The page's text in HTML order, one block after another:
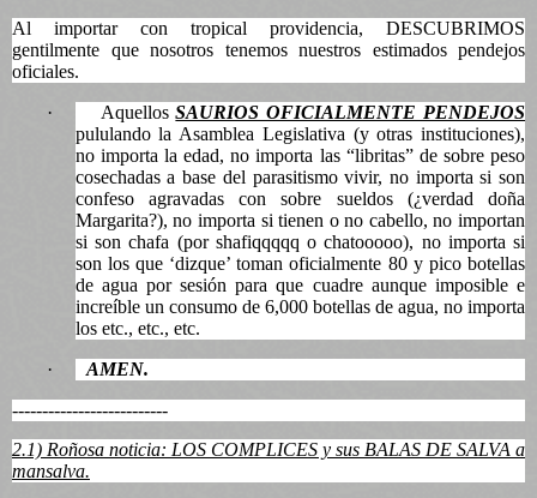
Al importar con tropical providencia, DESCUBRIMOS
gentilmente que nosotros tenemos nuestros estimados pendejos
oficiales.
·
AquellosSAURIOS OFICIALMENTE PENDEJOS
pululando la Asamblea Legislativa (y otras instituciones),
no importa la edad, no importa las “libritas” de sobre peso
cosechadas a base del parasitismo vivir, no importa si son
confeso agravadas con sobre sueldos (¿verdad doña
Margarita?), no importa si tienen o no cabello, no importan
si son chafa (por shafiqqqqq o chatooooo), no importa si
son los que ‘dizque’ toman oficialmente 80 y pico botellas
de agua por sesión para que cuadre aunque imposible e
increíble un consumo de 6,000 botellas de agua, no importa
los etc., etc., etc.
·
AMEN.
--------------------------
2.1) Roñosa noticia: LOS COMPLICES y sus BALAS DE SALVA a
mansalva.